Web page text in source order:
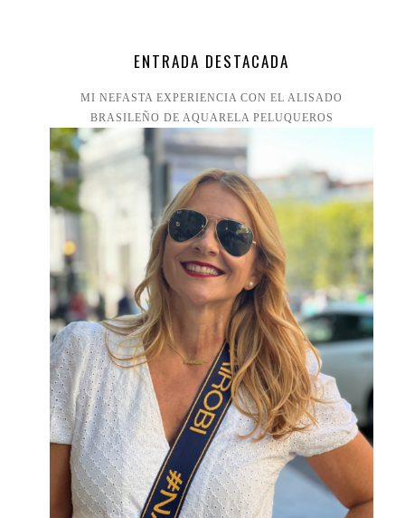
ENTRADA DESTACADA
MI NEFASTA EXPERIENCIA CON EL ALISADO
BRASILEÑO DE AQUARELA PELUQUEROS